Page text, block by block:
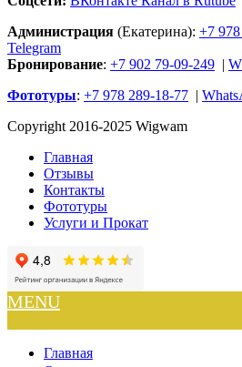
Администрация (Екатерина): +7
Telegram
Бронирование: +7 902 79-09-249
Фототуры: +7 978 289-18-77
Copyright 2016-2025 Wigwam
Главная
Отзывы
Контакты
Фототуры
Услуги и Прокат
MENU
Главная